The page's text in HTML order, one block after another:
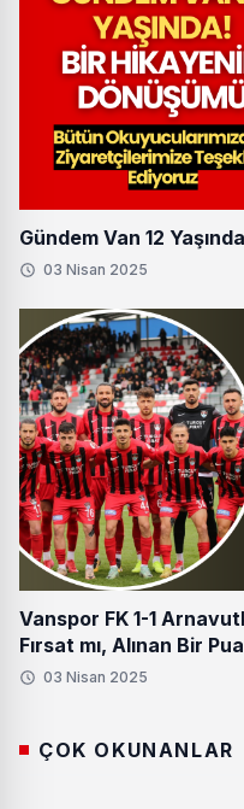
Gündem Van 12
03 Nisan 2025
Vanspor FK 1-1
Fırsat mı, Alınan Bir
03 Nisan 2025
ÇOK OKUNANLAR